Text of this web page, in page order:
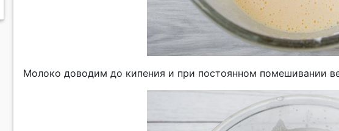
Молоко доводим до кипения и при постоянном помешивании